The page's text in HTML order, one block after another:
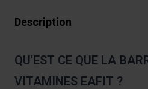
Description
QU'EST CE QUE LA
VITAMINES EAFIT ?